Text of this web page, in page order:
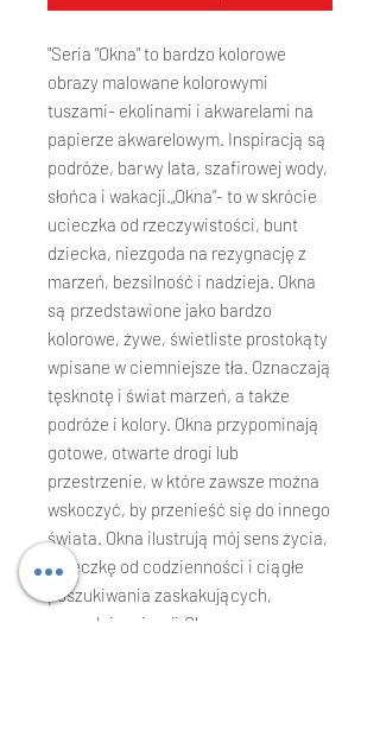
"Seria "Okna" to bardzo kolorowe
obrazy malowane kolorowymi
tuszami- ekolinami i akwarelami na
papierze akwarelowym. Inspiracją są
podróże, barwy lata, szafirowej wody,
słońca i wakacji.„Okna”- to w skrócie
ucieczka od rzeczywistości, bunt
dziecka, niezgoda na rezygnację z
marzeń, bezsilność i nadzieja. Okna
są przedstawione jako bardzo
kolorowe, żywe, świetliste prostokąty
wpisane w ciemniejsze tła. Oznaczają
tęsknotę i świat marzeń, a także
podróże i kolory. Okna przypominają
gotowe, otwarte drogi lub
przestrzenie, w które zawsze można
wskoczyć, by przenieść się do innego
świata. Okna ilustrują mój sens życia,
ucieczkę od codzienności i ciągłe
poszukiwania zaskakujących,
nowych inspiracji.Okna są zawsze w